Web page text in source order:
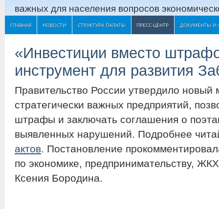
важных для населения вопросов
ГЛАВНАЯ НОВОСТИ СТРУКТУРА ПАЛАТЫ ПРЕСС-ЦЕНТР ДОКУМЕНТЫ И
«Инвестиции вместо
инструмент для развития
Правительство России утвердило новый
стратегически важных предприятий,
штрафы и заключать соглашения о
выявленных нарушений. Подробнее
актов. Постановление
по экономике, предпринимательству,
Ксения Бородина.